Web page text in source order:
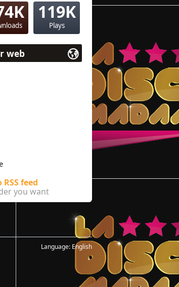
119K
Plays
web
feed
you want
Language: English